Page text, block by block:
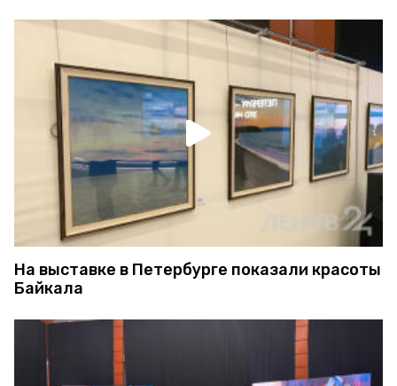
На выставке в Петербурге показали красоты
Байкала